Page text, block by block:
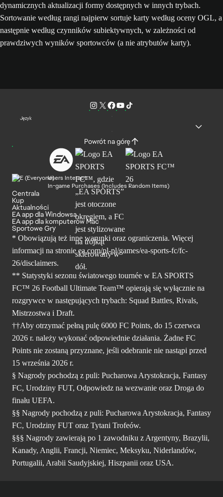
dynamicznych aktualizacji formy dostępnych w innych trybach.
Sortowanie według rangi najpierw sortuje karty według oceny OGL, a
następnie według czynników subiektywnych, w zależności od
prawdziwych wyników sportowców (a nie atrybutów karty).
Język
Powrót na górę
Users Interact
In-game Purchases (Includes Random Items)
Centrala
Kup
Aktualności
EA app dla Windowsa
EA app dla komputerów Mac
Sportowe Gry
* Obowiązują też inne warunki oraz ograniczenia. Więcej
informacji na stronie ea.com/pl-pl/games/ea-sports-fc/fc-
26/disclaimers.
** Statystyki sezonu światowego tournée w EA SPORTS
FC™ 26 Football Ultimate Team™ opierają się wyłącznie na
rozgrywce w następujących trybach: Squad Battles, Rivals,
Mistrzostwa i Draft.
††Aby otrzymać pełną pulę 6000 FC Points, do 15 czerwca
2026 r. należy wykonać odpowiednie działania. Żadne FC
Points nie zostaną przyznane, jeśli odebranie nie nastąpi przed
15 września 2026 r.
§ Nagrody pochodzą z puli: Pucharowa Arystokracja, Fantasy
FC, Urodziny FUT, Odpowiedz na wezwanie oraz Droga do
finału UEFA.
§§ Nagrody pochodzą z puli: Pucharowa Arystokracja, Fantasy
FC, Urodziny FUT oraz Tytani Trofeów.
§§§ Nagrody zawierają po 1 zawodniku z Argentyny, Brazylii,
Kanady, Anglii, Francji, Niemiec, Meksyku, Niderlandów,
Portugalii, Arabii Saudyjskiej, Hiszpanii oraz USA.